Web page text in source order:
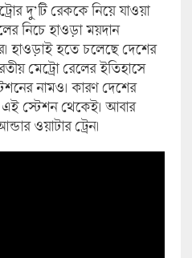
দু’টি রেককে নিয়ে যাওয়া
নিচে হাওড়া ময়দান
হাওড়াই হতে চলেছে দেশের
মেট্রো রেলের ইতিহাসে
নামও। কারণ দেশের
এই স্টেশন থেকেই। আবার
ওয়াটার ট্রেন।